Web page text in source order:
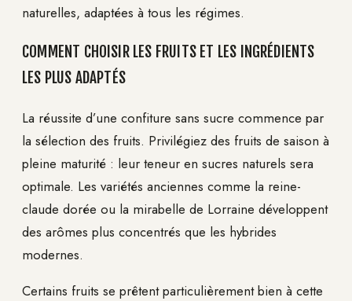
naturelles, adaptées à tous les régimes.
COMMENT CHOISIR LES FRUITS ET LES INGRÉDIENTS
LES PLUS ADAPTÉS
La réussite d’une confiture sans sucre commence par
la sélection des fruits. Privilégiez des fruits de saison à
pleine maturité : leur teneur en sucres naturels sera
optimale. Les variétés anciennes comme la reine-
claude dorée ou la mirabelle de Lorraine développent
des arômes plus concentrés que les hybrides
modernes.
Certains fruits se prêtent particulièrement bien à cette